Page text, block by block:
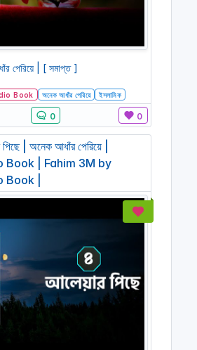
পেরিয়ে | [ সমাপ্ত ]
Book অনেক আধাঁর পেরিয়ে ইসলামিক
0 0
| অনেক আধাঁর পেরিয়ে |
Book | Fahim 3M by
|